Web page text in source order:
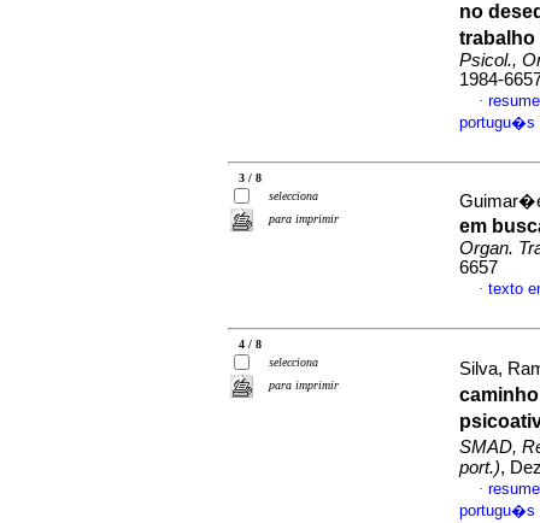
no
trabalho
Psicol.,
1984-
·
portugu�s
3 / 8
selecciona
para imprimir
em
Organ.
6657
· texto
4 / 8
selecciona
para imprimir
Silva,
SMAD,
port.),
·
portugu�s